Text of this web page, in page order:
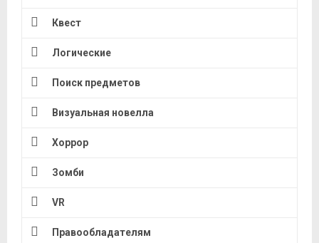
Квест
Логические
Поиск предметов
Визуальная новелла
Хоррор
Зомби
VR
Правообладателям